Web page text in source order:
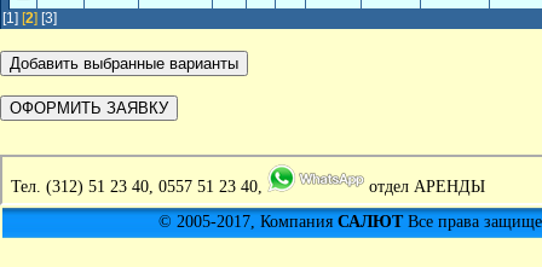
[1] [2] [3]
Тел. (312) 51 23 40, 0557 51 23 40,
отдел АРЕНДЫ
© 2005-2017, Компания САЛЮТВсе права